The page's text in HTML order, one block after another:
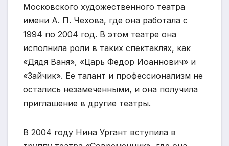
Московского художественного театра
имени А. П. Чехова, где она работала с
1994 по 2004 год. В этом театре она
исполнила роли в таких спектаклях, как
«Дядя Ваня», «Царь Федор Иоаннович» и
«Зайчик». Ее талант и профессионализм не
остались незамеченными, и она получила
приглашение в другие театры.
В 2004 году Нина Ургант вступила в